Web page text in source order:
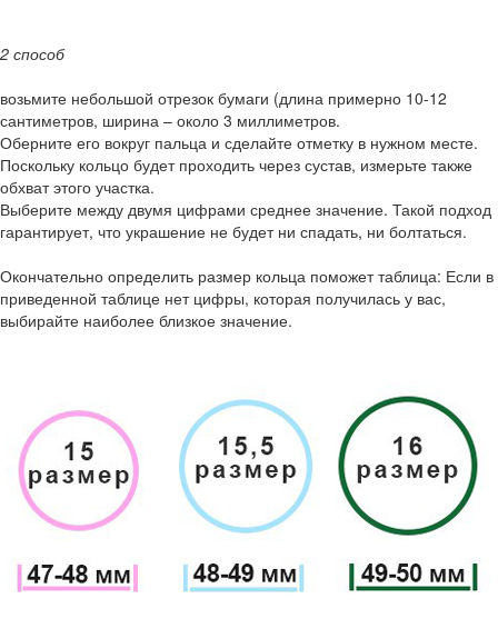
2 способ
возьмите небольшой отрезок бумаги (длина примерно 10-12
сантиметров, ширина – около 3 миллиметров.
Оберните его вокруг пальца и сделайте отметку в нужном месте.
Поскольку кольцо будет проходить через сустав, измерьте также
обхват этого участка.
Выберите между двумя цифрами среднее значение. Такой подход
гарантирует, что украшение не будет ни спадать, ни болтаться.
Окончательно определить размер кольца поможет таблица: Если в
приведенной таблице нет цифры, которая получилась у вас,
выбирайте наиболее близкое значение.